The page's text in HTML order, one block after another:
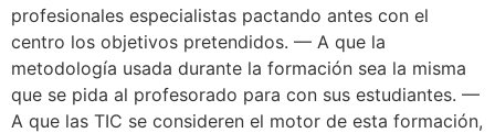
profesionales especialistas pactando antes con el
centro los objetivos pretendidos. — A que la
metodología usada durante la formación sea la misma
que se pida al profesorado para con sus estudiantes. —
A que las TIC se consideren el motor de esta formación,